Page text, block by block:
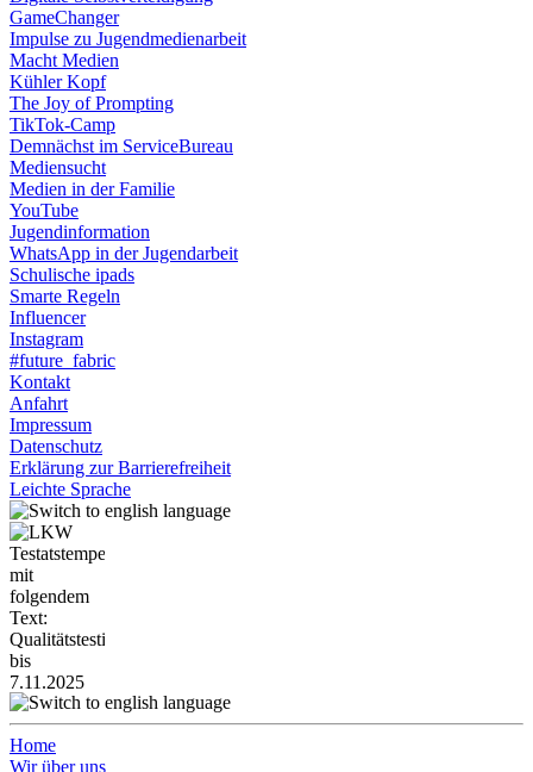
GameChanger
Impulse zu Jugendmedienarbeit
Macht Medien
Kühler Kopf
The Joy of Prompting
TikTok-Camp
Demnächst im ServiceBureau
Mediensucht
Medien in der Familie
YouTube
Jugendinformation
WhatsApp in der Jugendarbeit
Schulische ipads
Smarte Regeln
Influencer
Instagram
#future_fabric
Kontakt
Anfahrt
Impressum
Datenschutz
Erklärung zur Barrierefreiheit
Leichte Sprache
Home
Wir über uns